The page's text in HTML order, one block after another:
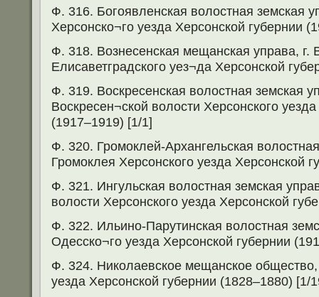
Ф. 316. Богоявленская волостная земская
Херсонско¬го уезда Херсонской губернии
Ф. 318. Вознесенская мещанская управа, г.
Елисаветградского уез¬да Херсонской
Ф. 319. Воскресенская волостная земская
Воскресен¬ской волости Херсонского
(1917–1919) [1/1]
Ф. 320. Громоклей-Архангельская
Громоклея Херсонского уезда Херсонской
Ф. 321. Ингульская волостная земская
волости Херсонского уезда Херсонской
Ф. 322. Ильино-Парутинская волостная
Одесско¬го уезда Херсонской губернии
Ф. 324. Николаевское мещанское общество,
уезда Херсонской губернии (1828–1880) [1/